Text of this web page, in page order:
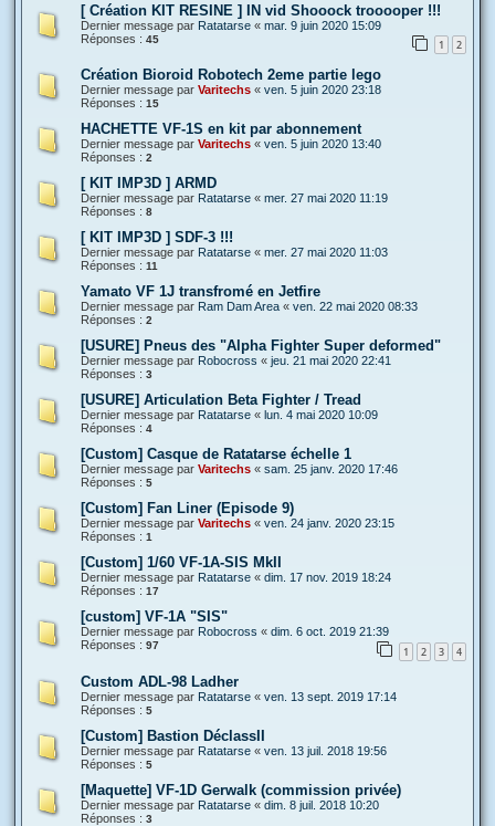
[ Création KIT RESINE ] IN vid Shooock trooooper !!!
Dernier message par Ratatarse « mar. 9 juin 2020 15:09
Réponses : 45 1 2
Création Bioroid Robotech 2eme partie lego
Dernier message par Varitechs « ven. 5 juin 2020 23:18
Réponses : 15
HACHETTE VF-1S en kit par abonnement
Dernier message par Varitechs « ven. 5 juin 2020 13:40
Réponses : 2
[ KIT IMP3D ] ARMD
Dernier message par Ratatarse « mer. 27 mai 2020 11:19
Réponses : 8
[ KIT IMP3D ] SDF-3 !!!
Dernier message par Ratatarse « mer. 27 mai 2020 11:03
Réponses : 11
Yamato VF 1J transfromé en Jetfire
Dernier message par Ram Dam Area « ven. 22 mai 2020 08:33
Réponses : 2
[USURE] Pneus des "Alpha Fighter Super deformed"
Dernier message par Robocross « jeu. 21 mai 2020 22:41
Réponses : 3
[USURE] Articulation Beta Fighter / Tread
Dernier message par Ratatarse « lun. 4 mai 2020 10:09
Réponses : 4
[Custom] Casque de Ratatarse échelle 1
Dernier message par Varitechs « sam. 25 janv. 2020 17:46
Réponses : 5
[Custom] Fan Liner (Episode 9)
Dernier message par Varitechs « ven. 24 janv. 2020 23:15
Réponses : 1
[Custom] 1/60 VF-1A-SIS MkII
Dernier message par Ratatarse « dim. 17 nov. 2019 18:24
Réponses : 17
[custom] VF-1A "SIS"
Dernier message par Robocross « dim. 6 oct. 2019 21:39
Réponses : 97 1 2 3 4
Custom ADL-98 Ladher
Dernier message par Ratatarse « ven. 13 sept. 2019 17:14
Réponses : 5
[Custom] Bastion DéclassII
Dernier message par Ratatarse « ven. 13 juil. 2018 19:56
Réponses : 5
[Maquette] VF-1D Gerwalk (commission privée)
Dernier message par Ratatarse « dim. 8 juil. 2018 10:20
Réponses : 3